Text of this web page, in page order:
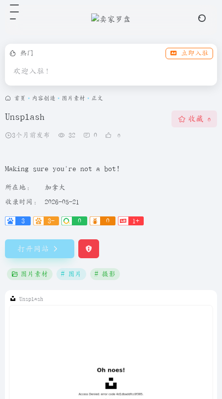
热门 立即入驻
欢迎入驻！
首页 • 内容创造 • 图片素材 • 正文
Unsplash
3个月前发布 32 0 0
收藏 0
Making sure you're not a bot!
所在地： 加拿大
收录时间： 2026-05-21
3 3- 0 0 1+
打开网站
图片素材 # 图片 # 摄影
Unsplash